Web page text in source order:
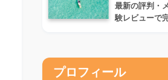
最新の評判・
験レビューで
プロフィール